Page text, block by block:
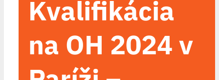
Kvalifikácia
na OH 2024 v